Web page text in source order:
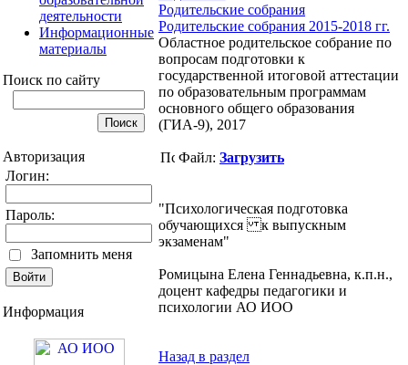
деятельности
Информационные
материалы
Поиск по сайту
Авторизация
Логин:
Пароль:
Запомнить меня
Информация
Родительские собрания
Родительские собрания 2015-2018 гг.
Областное родительское собрание по
вопросам подготовки к
государственной итоговой аттестации
по образовательным программам
основного общего образования
(ГИА-9), 2017
Файл: Загрузить
"Психологическая подготовка
обучающихся к выпускным
экзаменам"
Ромицына Елена Геннадьевна, к.п.н.,
доцент кафедры педагогики и
психологии АО ИОО
Назад в раздел